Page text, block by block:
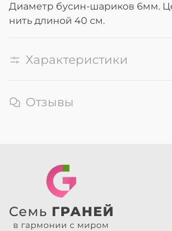
Диаметр бусин-шариков 6мм.
нить длиной 40 см.
Характеристики
Отзывы